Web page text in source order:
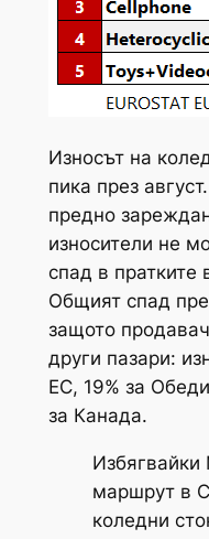
Износът на
пика през
предно
износители не
спад в
Общият спад
защото
други пазари:
ЕС, 19% за
за Канада.
Избягвайки
маршрут в
коледни